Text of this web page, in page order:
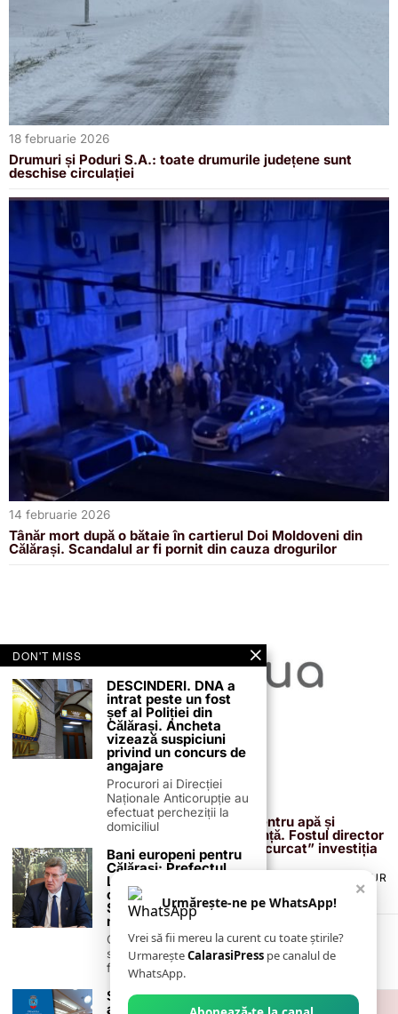
18 februarie 2026
Drumuri și Poduri S.A.: toate drumurile județene sunt
deschise circulației
14 februarie 2026
Tânăr mort după o bătaie în cartierul Doi Moldoveni din
Călărași. Scandalul ar fi pornit din cauza drogurilor
13 februarie 2026
Proiectul de 400 de milioane de euro pentru apă și
canalizare, confirmat definitiv de instanță. Fostul director
reacționează după acuzațiile că ar fi „încurcat” investiția
TERMENI ȘI CONDIȚII
POLITICA DE ANULARE & RETUR
PUBLICITATE ONLINE & TIPĂRITĂ
CONTACT
ZIARUL ANUNȚUL CĂLĂRĂȘEAN
×
Urmărește-ne pe WhatsApp!
Vrei să fii mereu la curent cu toate știrile?
UrmareșteCalarasiPress pe canalul de
WhatsApp.
DON'T MISS
DESCINDERI. DNA a
intrat peste un fost
șef al Poliției din
Călărași. Ancheta
vizează suspiciuni
privind un concurs de
angajare
Procurori ai Direcției
Naționale Anticorupție au
efectuat percheziții la
domiciliul
Bani europeni pentru
Călărași: Prefectul
Laurențiu State anunță
colaborarea cu ADR
Sud-Muntenia pentru
noi finanțări
Călărașul se pregătește
să intre pe harta
finanțărilor europene, cu
Ședință extraordinară
a Consiliului Local